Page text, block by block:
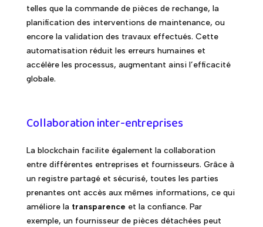
telles que la commande de pièces de rechange, la
planification des interventions de maintenance, ou
encore la validation des travaux effectués. Cette
automatisation réduit les erreurs humaines et
accélère les processus, augmentant ainsi l’efficacité
globale.
Collaboration inter-entreprises
La blockchain facilite également la collaboration
entre différentes entreprises et fournisseurs. Grâce à
un registre partagé et sécurisé, toutes les parties
prenantes ont accès aux mêmes informations, ce qui
améliore la transparence et la confiance. Par
exemple, un fournisseur de pièces détachées peut